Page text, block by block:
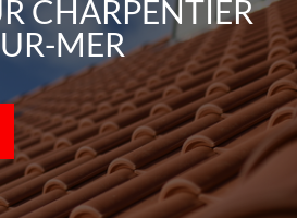
CHARPENTIER
MER